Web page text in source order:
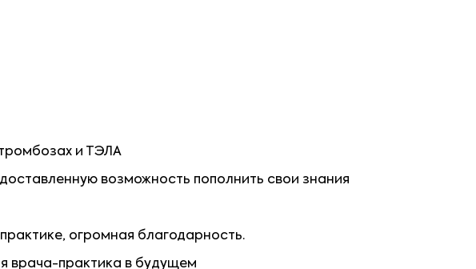
и ТЭЛА
возможность пополнить свои знания
огромная благодарность.
врача-практика в будущем